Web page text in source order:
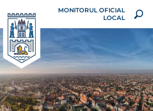
MONITORUL OFICIAL
LOCAL